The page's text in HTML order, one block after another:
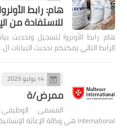
هام: رابط
للاستفادة من
هام: رابط الأونروا لتسجيل وتحديث
الرابط التالي يمكنكم تحديث البيانات
14 يوليو 2025
ممرض/ة
International هي وكالة الإغاثة الإنسانية الدولية التابعة لأمر مالطا ا…